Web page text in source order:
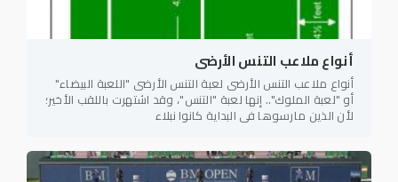
أنواع ملاعب التنس الأرضى
أنواع ملاعب التنس الأرضى لعبة التنس الأرضى "اللعبة البيضاء"
أو "لعبة الملوك".. إنها لعبة "التنس"، وقد اشتهرت باللقب الأخير؛
لأن الذين مارسوها في البداية كانوا نبلاء